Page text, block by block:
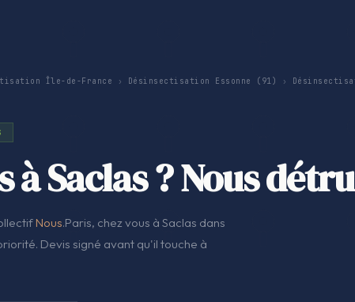
Île-de-France › Désinsectisation Essonne (91) ›
à Saclas ? Nous
Nous.Paris, chez vous à Saclas dans
Devis signé avant qu'il touche à